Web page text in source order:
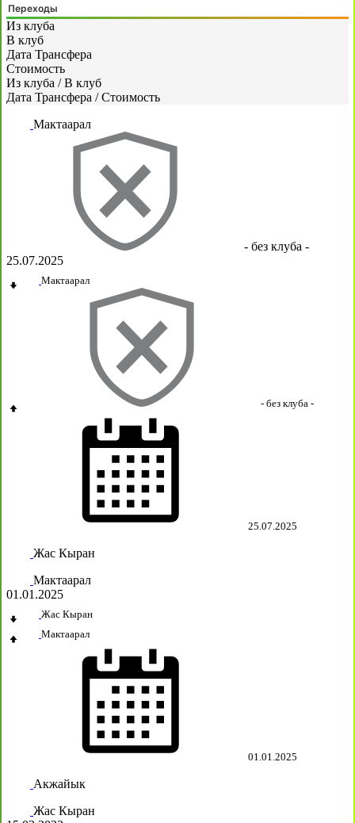
Переходы
Из клуба
В клуб
Дата Трансфера
Стоимость
Из клуба / В клуб
Дата Трансфера / Стоимость
Мактаарал
- без клуба -
25.07.2025
Мактаарал
- без клуба -
25.07.2025
Жас Кыран
Мактаарал
01.01.2025
Жас Кыран
Мактаарал
01.01.2025
Акжайык
Жас Кыран